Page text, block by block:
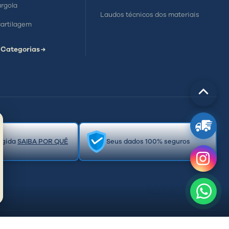
Laudos técnicos dos materiais
SAIBA POR QUÊ Seus dados 100% seguros
para
cima